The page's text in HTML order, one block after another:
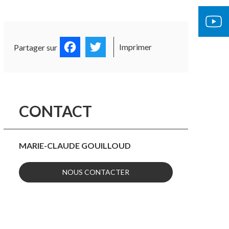
Partager sur FacebookTwitter
Imprimer
CONTACT
MARIE-CLAUDE GOUILLOUD
NOUS CONTACTER